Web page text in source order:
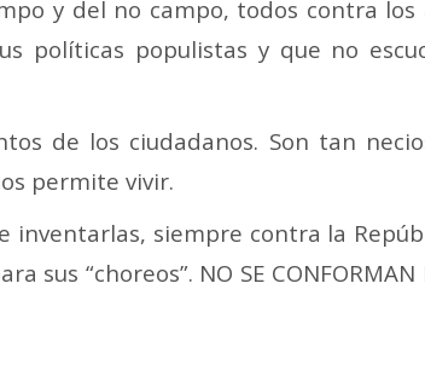
y del no campo, todos contra los
políticas populistas y que no
de los ciudadanos. Son tan
permite vivir.
inventarlas, siempre contra la
“choreos”. NO SE CONFORMAN